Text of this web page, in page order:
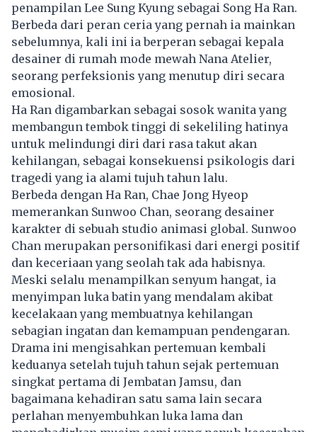
penampilan Lee Sung Kyung sebagai Song Ha Ran.
Berbeda dari peran ceria yang pernah ia mainkan
sebelumnya, kali ini ia berperan sebagai kepala
desainer di rumah mode mewah Nana Atelier,
seorang perfeksionis yang menutup diri secara
emosional.
Ha Ran digambarkan sebagai sosok wanita yang
membangun tembok tinggi di sekeliling hatinya
untuk melindungi diri dari rasa takut akan
kehilangan, sebagai konsekuensi psikologis dari
tragedi yang ia alami tujuh tahun lalu.
Berbeda dengan Ha Ran, Chae Jong Hyeop
memerankan Sunwoo Chan, seorang desainer
karakter di sebuah studio animasi global. Sunwoo
Chan merupakan personifikasi dari energi positif
dan keceriaan yang seolah tak ada habisnya.
Meski selalu menampilkan senyum hangat, ia
menyimpan luka batin yang mendalam akibat
kecelakaan yang membuatnya kehilangan
sebagian ingatan dan kemampuan pendengaran.
Drama ini mengisahkan pertemuan kembali
keduanya setelah tujuh tahun sejak pertemuan
singkat pertama di Jembatan Jamsu, dan
bagaimana kehadiran satu sama lain secara
perlahan menyembuhkan luka lama dan